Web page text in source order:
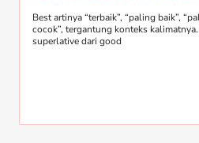
Best artinya “terbaik”, “paling baik”,
cocok”, tergantung konteks
superlative dari good